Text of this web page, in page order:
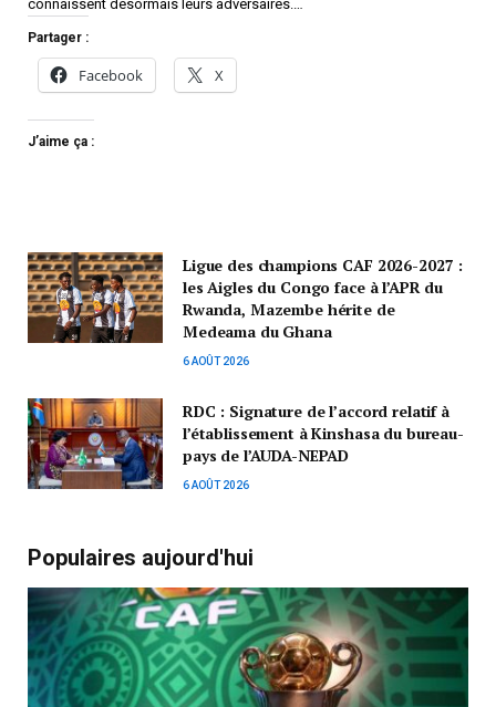
connaissent désormais leurs adversaires.…
Partager :
Facebook X
J’aime ça :
Ligue des champions CAF 2026-2027 :
les Aigles du Congo face à l’APR du
Rwanda, Mazembe hérite de
Medeama du Ghana
6 AOÛT 2026
RDC : Signature de l’accord relatif à
l’établissement à Kinshasa du bureau-
pays de l’AUDA-NEPAD
6 AOÛT 2026
Populaires aujourd'hui